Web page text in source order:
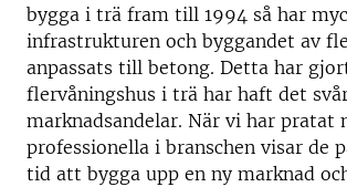
bygga i trä fram till 1994 så har
infrastrukturen och byggandet av
anpassats till betong. Detta har
flervåningshus i trä har haft det
marknadsandelar. När vi har pratat
professionella i branschen visar de
tid att bygga upp en ny marknad